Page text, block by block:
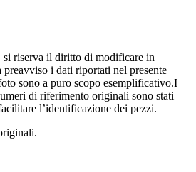
riserva il diritto di modificare in
preavviso i dati riportati nel presente
sono a puro scopo esemplificativo.I
di riferimento originali sono stati
l’identificazione dei pezzi.